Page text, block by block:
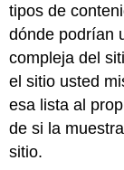
tipos de
dónde podrían
compleja del
el sitio usted
esa lista al
de si la
sitio.